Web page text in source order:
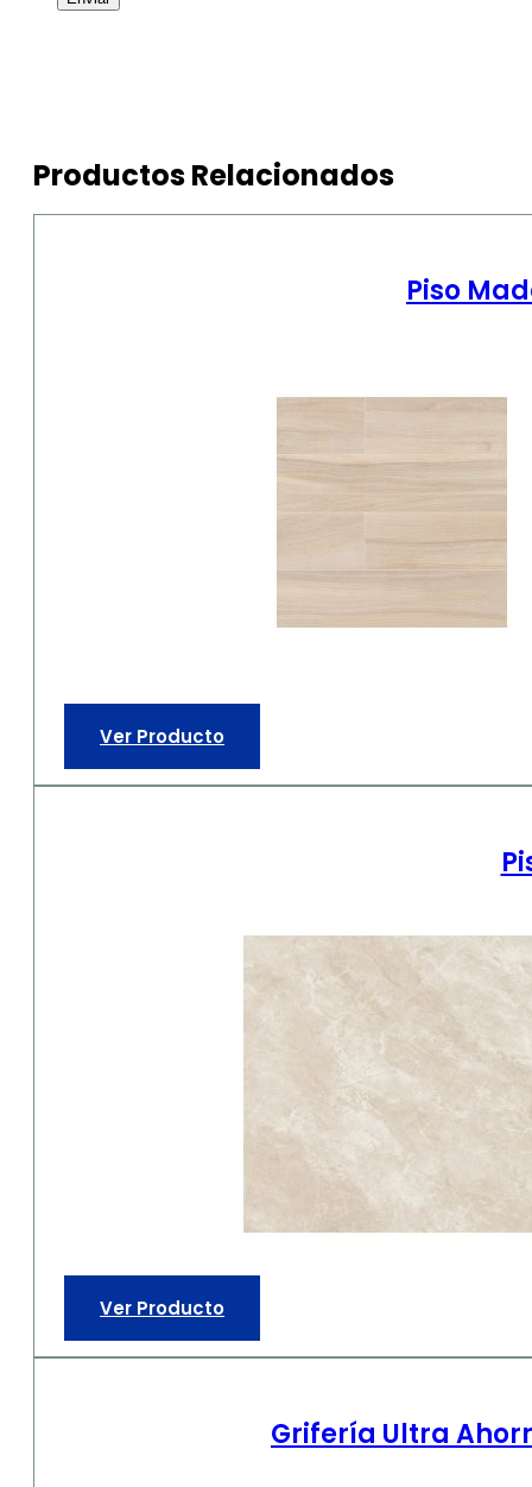
Productos Relacionados
Piso
Ver Producto
Ver Producto
Grifería Ultra